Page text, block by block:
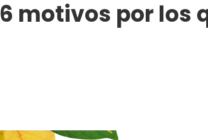
6 motivos por los